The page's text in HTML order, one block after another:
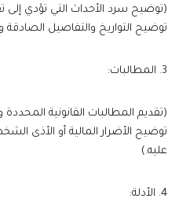
(توضيح سرد الأحداث التي تؤدي
توضيح التواريخ والتفاصيل الصادقة
3. المطالبات:
(تقديم المطالبات القانونية
توضيح الأضرار المالية أو الأذى
عليه.)
4. الأدلة: